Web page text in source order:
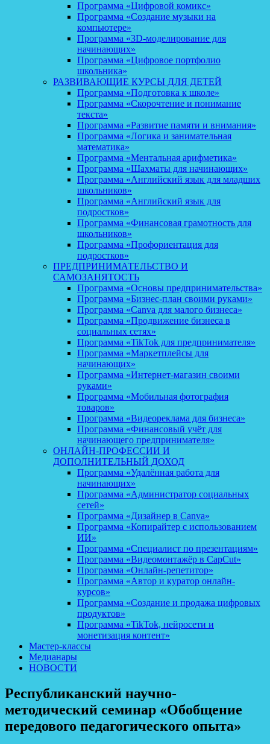
Программа «Цифровой комикс»
Программа «Создание музыки на
компьютере»
Программа «3D-моделирование для
начинающих»
Программа «Цифровое портфолио
школьника»
РАЗВИВАЮЩИЕ КУРСЫ ДЛЯ ДЕТЕЙ
Программа «Подготовка к школе»
Программа «Скорочтение и понимание
текста»
Программа «Развитие памяти и внимания»
Программа «Логика и занимательная
математика»
Программа «Ментальная арифметика»
Программа «Шахматы для начинающих»
Программа «Английский язык для младших
школьников»
Программа «Английский язык для
подростков»
Программа «Финансовая грамотность для
школьников»
Программа «Профориентация для
подростков»
ПРЕДПРИНИМАТЕЛЬСТВО И
САМОЗАНЯТОСТЬ
Программа «Основы предпринимательства»
Программа «Бизнес-план своими руками»
Программа «Canva для малого бизнеса»
Программа «Продвижение бизнеса в
социальных сетях»
Программа «TikTok для предпринимателя»
Программа «Маркетплейсы для
начинающих»
Программа «Интернет-магазин своими
руками»
Программа «Мобильная фотография
товаров»
Программа «Видеореклама для бизнеса»
Программа «Финансовый учёт для
начинающего предпринимателя»
ОНЛАЙН-ПРОФЕССИИ И
ДОПОЛНИТЕЛЬНЫЙ ДОХОД
Программа «Удалённая работа для
начинающих»
Программа «Администратор социальных
сетей»
Программа «Дизайнер в Canva»
Программа «Копирайтер с использованием
ИИ»
Программа «Специалист по презентациям»
Программа «Видеомонтажёр в CapCut»
Программа «Онлайн-репетитор»
Программа «Автор и куратор онлайн-
курсов»
Программа «Создание и продажа цифровых
продуктов»
Программа «TikTok, нейросети и
монетизация контент»
Мастер-классы
Медианары
НОВОСТИ
Республиканский научно-
методический семинар «Обобщение
передового педагогического опыта»